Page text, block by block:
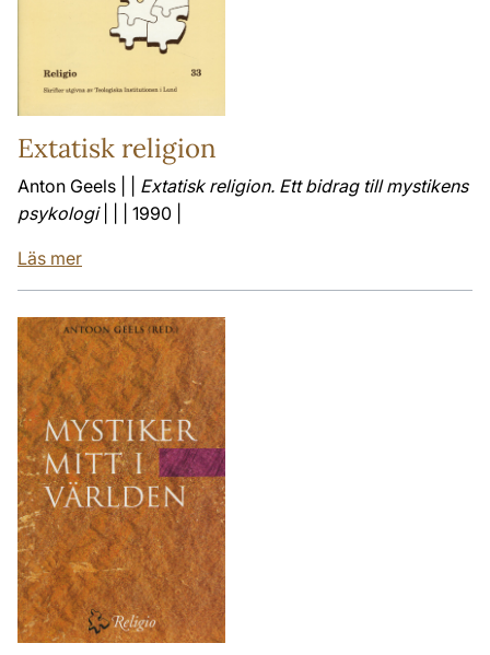
Extatisk religion
Anton Geels | | Extatisk religion. Ett bidrag till mystikens
psykologi| | | 1990 |
Läs mer